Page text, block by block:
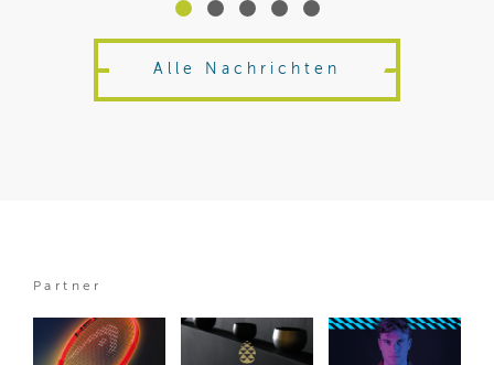
Alle Nachrichten
Partner